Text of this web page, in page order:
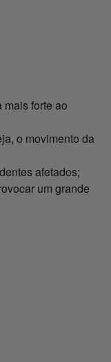
forte ao
o movimento da
afetados;
um grande